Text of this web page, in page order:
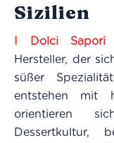
Sizilien
I Dolci Sapori
Hersteller, der
süßer
entstehen mit
orientieren
Dessertkultur,